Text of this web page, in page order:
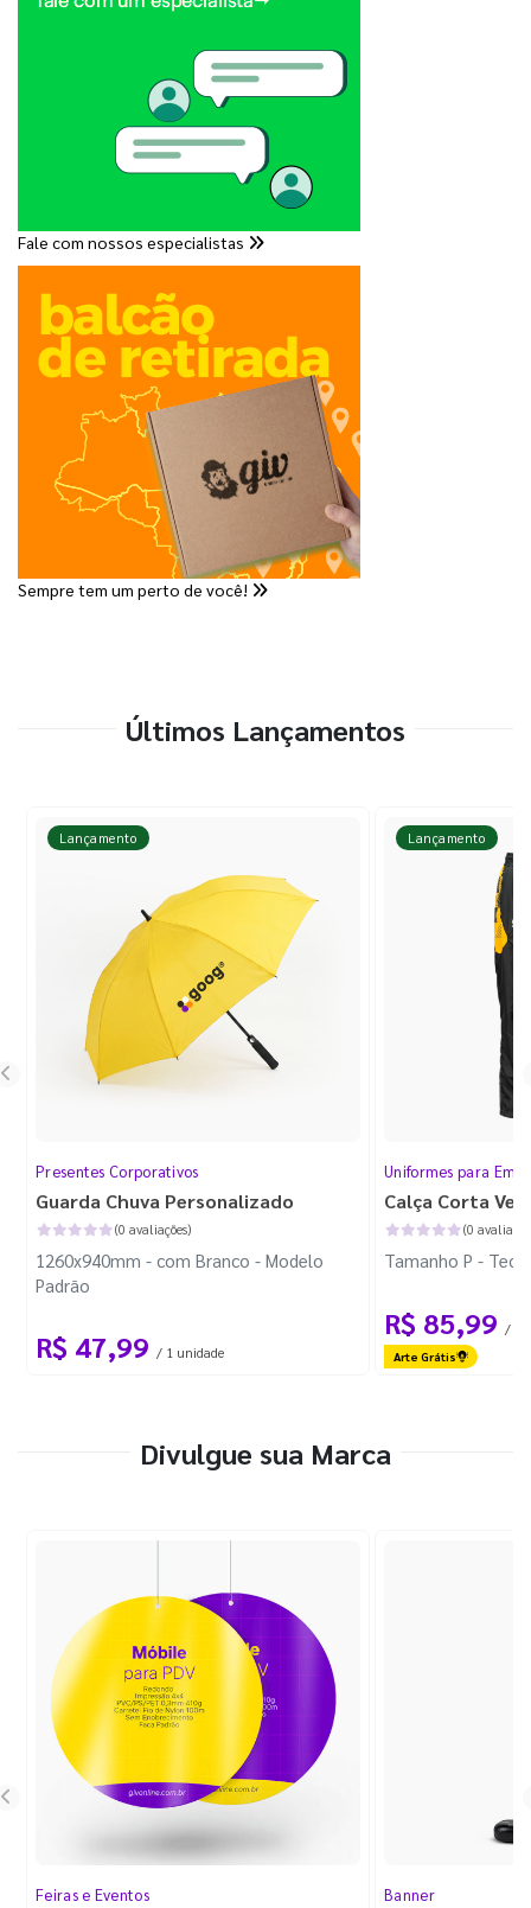
Fale com nossos especialistas
Sempre tem um perto de você!
Últimos Lançamentos
Lançamento
Presentes Corporativos
Guarda Chuva Personalizado
(0 avaliações)
1260x940mm - com Branco - Modelo
Padrão
R$ 47,99 / 1 unidade
Lançamento
Uniformes para
Calça Corta
(0
Tamanho P -
R$ 85,99 / 1
Arte Grátis
Divulgue sua Marca
Feiras e Eventos Banner